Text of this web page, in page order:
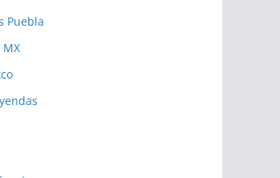
Puebla